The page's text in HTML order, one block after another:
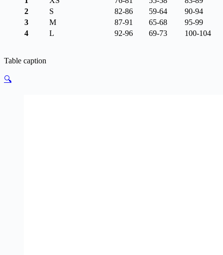
2
S 82-86 59-64
90-94
3
M 87-91 65-68
95-99
4
L 92-96 69-73 100-104
Table caption
🔍